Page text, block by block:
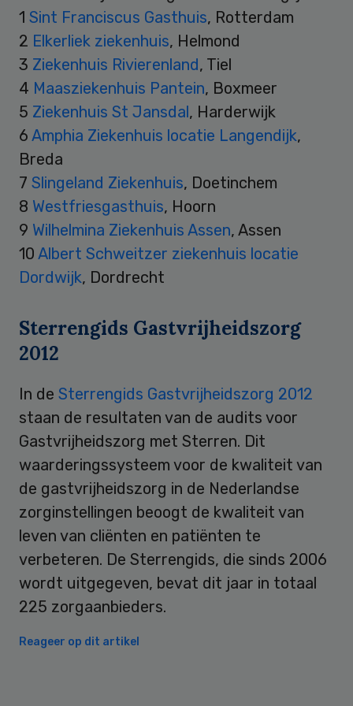
1 Sint Franciscus Gasthuis, Rotterdam
2 Elkerliek ziekenhuis, Helmond
3 Ziekenhuis Rivierenland, Tiel
4 Maasziekenhuis Pantein, Boxmeer
5 Ziekenhuis St Jansdal, Harderwijk
6 Amphia Ziekenhuis locatie Langendijk,
Breda
7 Slingeland Ziekenhuis, Doetinchem
8 Westfriesgasthuis, Hoorn
9 Wilhelmina Ziekenhuis Assen, Assen
10 Albert Schweitzer ziekenhuis locatie
Dordwijk, Dordrecht
Sterrengids Gastvrijheidszorg
2012
In de Sterrengids Gastvrijheidszorg 2012
staan de resultaten van de audits voor
Gastvrijheidszorg met Sterren. Dit
waarderingssysteem voor de kwaliteit van
de gastvrijheidszorg in de Nederlandse
zorginstellingen beoogt de kwaliteit van
leven van cliënten en patiënten te
verbeteren. De Sterrengids, die sinds 2006
wordt uitgegeven, bevat dit jaar in totaal
225 zorgaanbieders.
Reageer op dit artikel